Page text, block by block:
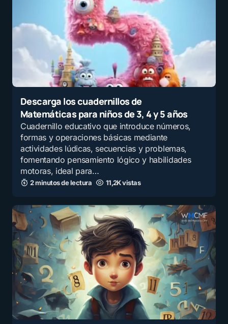
Descarga los cuadernillos de
Matemáticas para niños de 3, 4 y 5 años
Cuadernillo educativo que introduce números,
formas y operaciones básicas mediante
actividades lúdicas, secuencias y problemas,
fomentando pensamiento lógico y habilidades
motoras, ideal para…
2 minutos de lectura 11,2K vistas